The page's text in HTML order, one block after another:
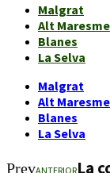
Malgrat
Alt Maresme
Blanes
La Selva
Malgrat
Alt Maresme
Blanes
La Selva
PrevANTERIORLa